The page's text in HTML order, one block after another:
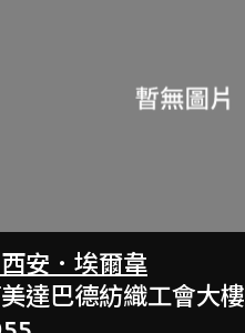
安．埃爾韋
達巴德紡織工會大樓